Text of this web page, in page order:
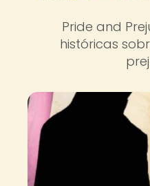
Pride and
históricas